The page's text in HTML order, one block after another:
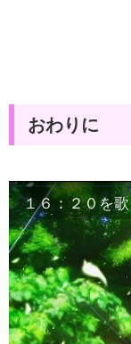
おわりに
１６：２０を